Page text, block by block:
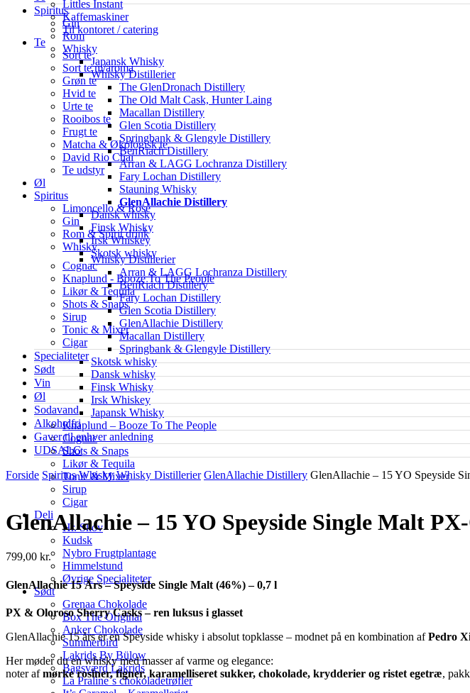
Littles Instant
Kaffemaskiner
Til kontoret / catering
Te
Sort te
Sort te m/aroma
Grøn te
Hvid te
Urte te
Rooibos te
Frugt te
Matcha & Økologisk te
David Rio Chai
Te udstyr
Øl
Spiritus
Limoncello & Rosé
Gin
Rom & Spirit drink
Whisky
Whisky Distillerier
Arran & LAGG Lochranza Distillery
BenRiach Distillery
Fary Lochan Distillery
Glen Scotia Distillery
GlenAllachie Distillery
Macallan Distillery
Springbank & Glengyle Distillery
Skotsk whisky
Dansk whisky
Finsk Whisky
Irsk Whiskey
Japansk Whisky
Knaplund – Booze To The People
Cognac
Shots & Snaps
Likør & Tequila
Tonic & Mixer
Sirup
Cigar
Deli
Hr. Skov
Kudsk
Nybro Frugtplantage
Himmelstund
Øvrige Specialiteter
Sødt
Grenaa Chokolade
Box The Original
Anker Chokolade
Summerbird
Lakrids By Bülow
Bagsværd Lakrids
La Praline´s chokoladetrøfler
Spiritus
Gin
Rom
Whisky
Japansk Whisky
Whisky Distillerier
The GlenDronach Distillery
The Old Malt Cask, Hunter Laing
Macallan Distillery
Glen Scotia Distillery
Springbank & Glengyle Distillery
BenRiach Distillery
Arran & LAGG Lochranza Distillery
Fary Lochan Distillery
Stauning Whisky
GlenAllachie Distillery
Dansk whisky
Finsk Whisky
Irsk Whiskey
Skotsk whisky
Cognac
Knaplund - Booze To The People
Likør & Tequila
Shots & Snaps
Sirup
Tonic & Mixer
Cigar
Specialiteter
Sødt
Vin
Øl
Sodavand
Alkoholfri
Gaver til enhver anledning
UDSALG
Forside Spiritus Whisky Whisky Distillerier GlenAllachie Distillery GlenAllachie – 15 YO Speyside
GlenAllachie – 15 YO Speyside Single Malt
799,00 kr.
GlenAllachie 15 Års – Speyside Single Malt (46%) – 0,7 l
PX & Oloroso Sherry Casks – ren luksus i glasset
GlenAllachie 15 års er en Speyside whisky i absolut topklasse – modnet på en kombination afPedro
Her møder du en whisky med masser af varme og elegance:
noter afmørke rosiner, figner, karamelliseret sukker, chokolade, krydderier og ristet egetræ,